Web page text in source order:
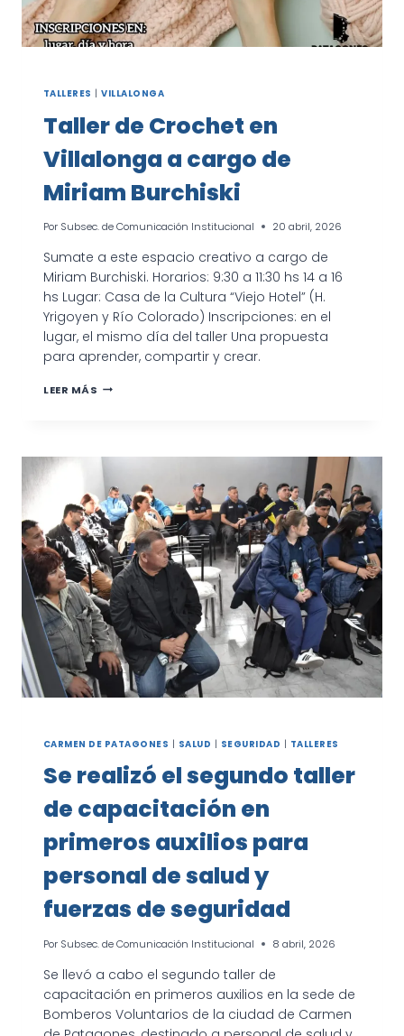
TALLERES |VILLALONGA
Taller de Crochet en
Villalonga a cargo de
Miriam Burchiski
Por Subsec. de Comunicación Institucional 20 abril, 2026
Sumate a este espacio creativo a cargo de
Miriam Burchiski. Horarios: 9:30 a 11:30 hs 14 a 16
hs Lugar: Casa de la Cultura “Viejo Hotel” (H.
Yrigoyen y Río Colorado) Inscripciones: en el
lugar, el mismo día del taller Una propuesta
para aprender, compartir y crear.
LEER MÁS TALLER
DE
MIRIAM
BURCHISKI
CARMEN DE PATAGONES | SALUD | SEGURIDAD | TALLERES
Se realizó el segundo taller
de capacitación en
primeros auxilios para
personal de salud y
fuerzas de seguridad
Por Subsec. de Comunicación Institucional 8 abril, 2026
Se llevó a cabo el segundo taller de
capacitación en primeros auxilios en la sede de
Bomberos Voluntarios de la ciudad de Carmen